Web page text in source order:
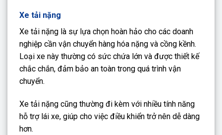
Xe tải nặng
Xe tải nặng là sự lựa chọn hoàn hảo cho các doanh
nghiệp cần vận chuyển hàng hóa nặng và cồng kềnh.
Loại xe này thường có sức chứa lớn và được thiết kế
chắc chắn, đảm bảo an toàn trong quá trình vận
chuyển.
Xe tải nặng cũng thường đi kèm với nhiều tính năng
hỗ trợ lái xe, giúp cho việc điều khiển trở nên dễ dàng
hơn.